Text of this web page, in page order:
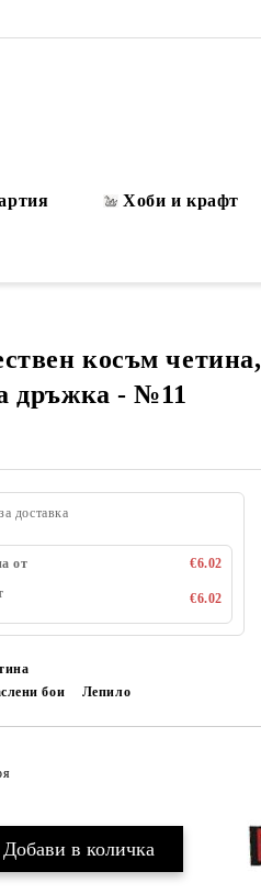
Хоби и крафт
косъм четина,
дръжка - №11
доставка
от
€6.02
€6.02
бои Лепило